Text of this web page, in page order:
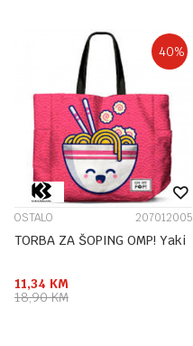
40%
OSTALO 207012005
TORBA ZA ŠOPING OMP! Yaki
11,34 KM
18,90KM